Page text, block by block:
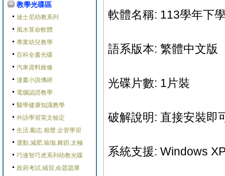
教學光碟區
迪士尼幼教系列
風水算命軟體
專業幼兒教學
百科全書光碟
汽車資料維修
漫畫小說佛經
電腦認證教學
醫學健康知識教學
外語學習英文檢定
生活.勵志.相聲.企管學習
運動.減肥.瑜珈.舞蹈.太極
巧連智巧虎系列幼教光碟
政府考試,補習,命題題庫
軟體名稱: 113學年下
語系版本: 繁體中文版
光碟片數: 1片裝
破解說明: 直接安裝即
系統支援: Windows